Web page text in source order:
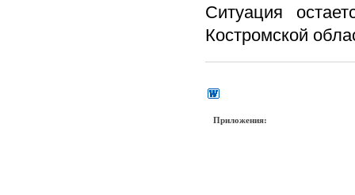
Ситуация
Костромской
Приложения: